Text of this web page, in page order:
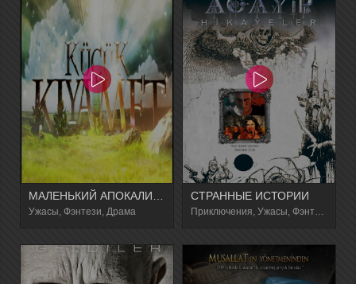
МАЛЕНЬКИЙ АПОКАЛИПСИС
Ужасы, Фэнтези, Драма
СТРАННЫЕ ИСТОРИИ
Приключения, Ужасы, Фэнтези, Боевик, Драма